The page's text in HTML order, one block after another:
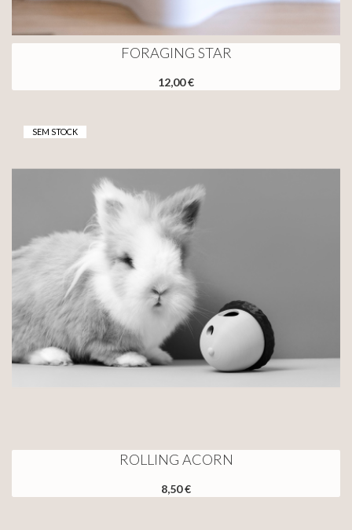
FORAGING STAR
12,00 €
SEM STOCK
ROLLING ACORN
8,50 €